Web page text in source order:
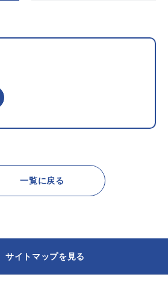
一覧に戻る
サイトマップを見る